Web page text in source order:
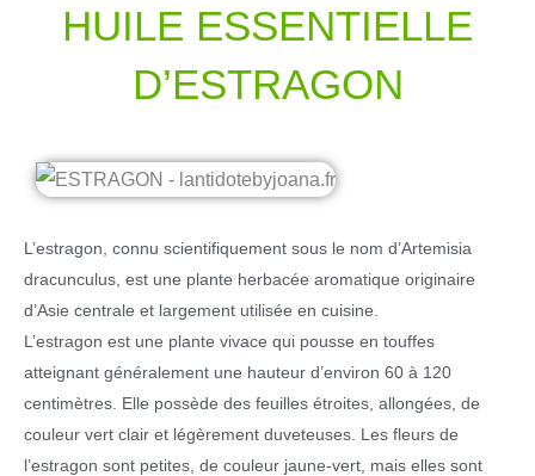
HUILE ESSENTIELLE
D’ESTRAGON
L’estragon, connu scientifiquement sous le nom d’Artemisia
dracunculus, est une plante herbacée aromatique originaire
d’Asie centrale et largement utilisée en cuisine.
L’estragon est une plante vivace qui pousse en touffes
atteignant généralement une hauteur d’environ 60 à 120
centimètres. Elle possède des feuilles étroites, allongées, de
couleur vert clair et légèrement duveteuses. Les fleurs de
l’estragon sont petites, de couleur jaune-vert, mais elles sont